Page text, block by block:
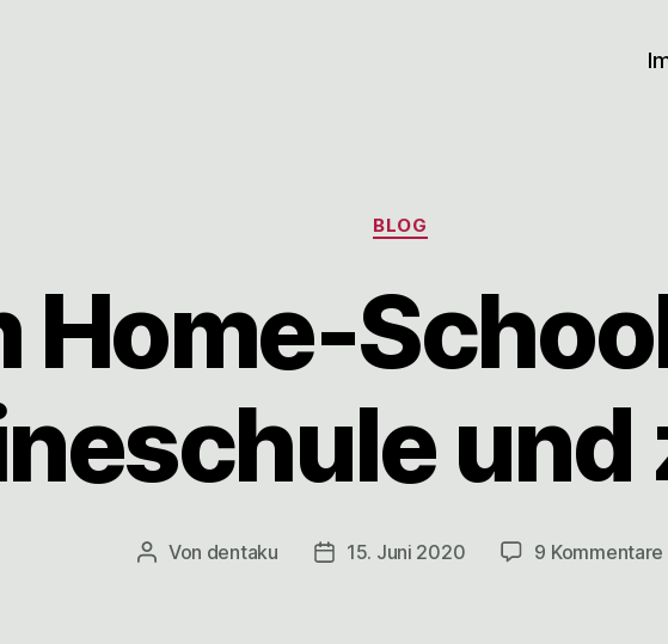
Kategorien
BLOG
Home-
Beitragsautor
Von dentaku Veröffentlichungsdatum
15. Juni 2020 9 Kommentare